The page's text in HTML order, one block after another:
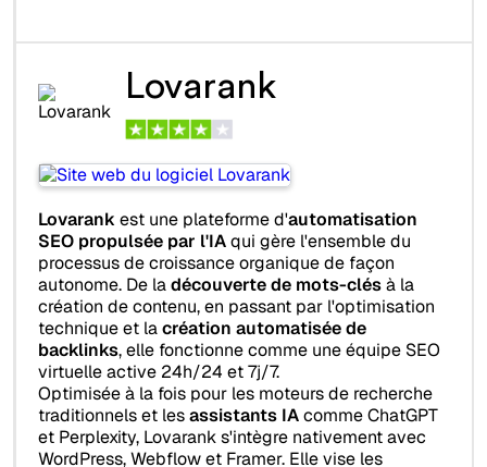
Lovarank
Lovarank est une plateforme d'automatisation
SEO propulsée par l'IAqui gère l'ensemble du
processus de croissance organique de façon
autonome. De ladécouverte de mots-clésà la
création de contenu, en passant par l'optimisation
technique et lacréation automatisée de
backlinks, elle fonctionne comme une équipe SEO
virtuelle active 24h/24 et 7j/7.
Optimisée à la fois pour les moteurs de recherche
traditionnels et lesassistants IAcomme ChatGPT
et Perplexity, Lovarank s'intègre nativement avec
WordPress, Webflow et Framer. Elle vise les